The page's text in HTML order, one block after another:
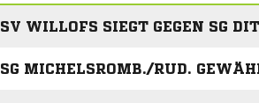
SV WILLOFS SIEGT GEGEN SG
SG MICHELSROMB./RUD.